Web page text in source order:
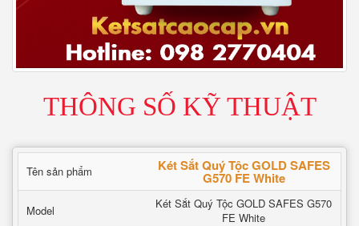
THÔNG SỐ KỸ THUẬT
Tên sản phẩm Két Sắt Quý Tộc GOLD SAFES
G570 FE White
Model
Két Sắt Quý Tộc GOLD SAFES G570
FE White